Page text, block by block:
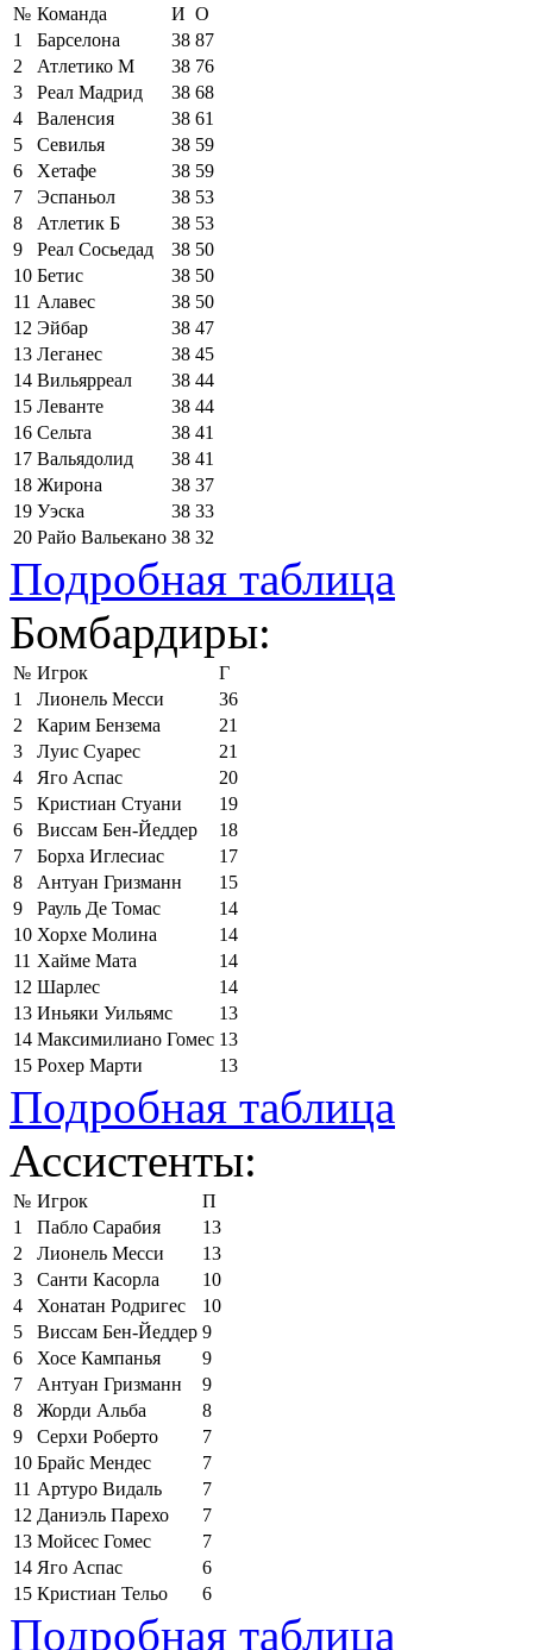
№ Команда И О
1
Барселона 38 87
2
Атлетико М 38 76
3
Реал Мадрид 38 68
4
Валенсия 38 61
5
Севилья 38 59
6
Хетафе 38 59
7
Эспаньол 38 53
8
Атлетик Б 38 53
9
Реал Сосьедад 38 50
10 Бетис 38 50
11 Алавес 38 50
12 Эйбар 38 47
13 Леганес 38 45
14 Вильярреал 38 44
15 Леванте 38 44
16 Сельта 38 41
17 Вальядолид 38 41
18 Жирона 38 37
19 Уэска 38 33
20 Райо Вальекано 38 32
Подробная таблица
Бомбардиры:
№ Игрок
Г
1
Лионель Месси
36
2
Карим Бензема
21
3
Луис Суарес
21
4
Яго Аспас
20
5
Кристиан Стуани
19
6
Виссам Бен-Йеддер
18
7
Борха Иглесиас
17
8
Антуан Гризманн
15
9
Рауль Де Томас
14
10 Хорхе Молина
14
11 Хайме Мата
14
12 Шарлес
14
13 Иньяки Уильямс
13
14 Максимилиано Гомес 13
15 Рохер Марти 13
Подробная таблица
Ассистенты:
№ Игрок
П
1
Пабло Сарабия
13
2
Лионель Месси
13
3
Санти Касорла
10
4
Хонатан Родригес
10
5
Виссам Бен-Йеддер 9
6
Хосе Кампанья
9
7
Антуан Гризманн
9
8
Жорди Альба
8
9
Серхи Роберто
7
10 Брайс Мендес
7
11 Артуро Видаль
7
12 Даниэль Парехо
7
13 Мойсес Гомес
7
14 Яго Аспас
6
15 Кристиан Тельо 6
Подробная таблица